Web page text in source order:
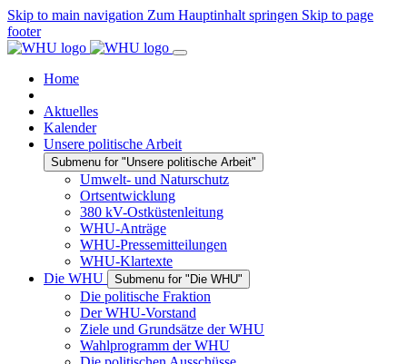
Skip to main navigation Zum Hauptinhalt springen Skip to page
footer
Home
Aktuelles
Kalender
Unsere politische Arbeit
Submenu for "Unsere politische Arbeit"
Umwelt- und Naturschutz
Ortsentwicklung
380 kV-Ostküstenleitung
WHU-Anträge
WHU-Pressemitteilungen
WHU-Klartexte
Die WHU
Submenu for "Die WHU"
Die politische Fraktion
Der WHU-Vorstand
Ziele und Grundsätze der WHU
Wahlprogramm der WHU